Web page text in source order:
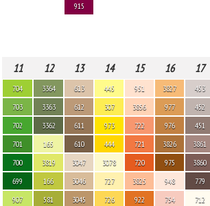
915
11 12 13 14 15 16 17
704
703
702
701
700
699
907
3364
3363
3362
165
3819
166
581
613
612
611
610
3047
3046
3045
445
307
973
444
3078
727
726
951
3856
722
721
720
3825
922
3827
977
976
3826
975
948
754
453
452
451
3861
3860
779
712